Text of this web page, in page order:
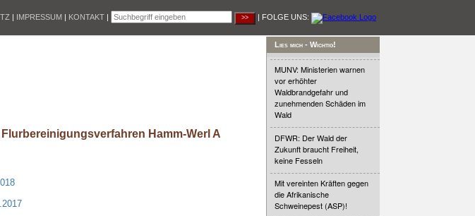
| IMPRESSUM | KONTAKT | | FOLGE UNS:
Hamm-Werl A
Lies mich - Wichtig!
MUNV: Ministerien warnen
vor erhöhter
Waldbrandgefahr und
zunehmenden Schäden im
Wald
DFWR: Der Wald der
Zukunft braucht Freiheit,
keine Fesseln
Mit vereinten Kräften gegen
die Afrikanische
Schweinepest (ASP)!